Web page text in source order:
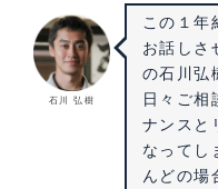
石川 弘樹
この１年
お話しさ
の石川弘
日々ご相
ナンスと
なってし
んどの場